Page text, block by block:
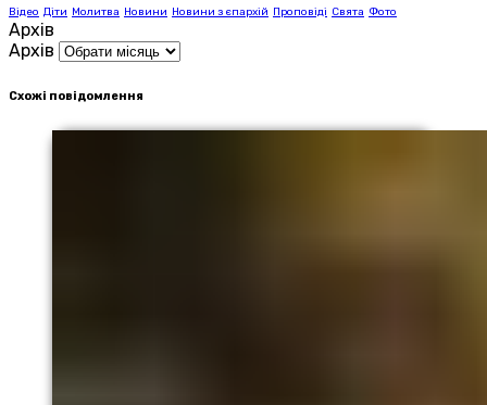
Відео Діти Молитва Новини Новини з єпархій Проповіді Свята Фото
Архів
Архів
Схожі повідомлення